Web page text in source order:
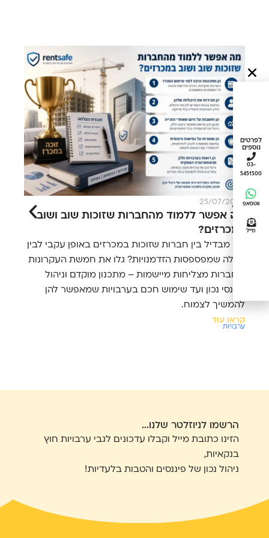
25/07/2026
מה אפשר ללמוד מהחברות שזוכות שוב ושוב
במכרזים?
מה מבדיל בין חברות שזוכות במכרזים באופן עקבי לבין
כאלה שמפספסות הזדמנויות? גלו את חמשת העקרונות
שחברות מצליחות מיישמות – מתכנון מוקדם וניהול
פיננסי נכון ועד שימוש חכם בערבויות שמאפשר להן
להמשיך לצמוח.
קראו עוד
ערבויות
הרשמו לניוזלטר שלנו...
הזינו כתובת מייל וקבלו עדכונים לגבי ערבויות חוץ
בנקאיות,
ניהול נכון של פיננסים והטבות בלעדיות!
לפרטים
נוספים
03-
5451500
ווטסאפ
מייל